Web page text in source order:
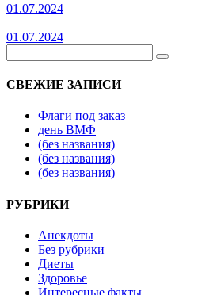
01.07.2024
01.07.2024
СВЕЖИЕ ЗАПИСИ
Флаги под заказ
день ВМФ
(без названия)
(без названия)
(без названия)
РУБРИКИ
Анекдоты
Без рубрики
Диеты
Здоровье
Интересные факты